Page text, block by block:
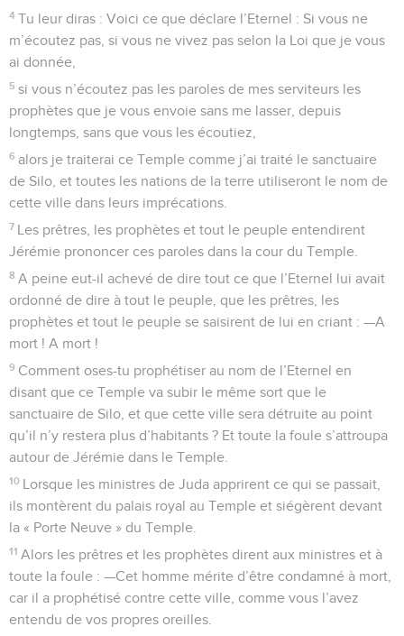
4 Tu leur diras : Voici ce que déclare l’Eternel : Si vous ne
m’écoutez pas, si vous ne vivez pas selon la Loi que je vous
ai donnée,
5 si vous n’écoutez pas les paroles de mes serviteurs les
prophètes que je vous envoie sans me lasser, depuis
longtemps, sans que vous les écoutiez,
6 alors je traiterai ce Temple comme j’ai traité le sanctuaire
de Silo, et toutes les nations de la terre utiliseront le nom de
cette ville dans leurs imprécations.
7 Les prêtres, les prophètes et tout le peuple entendirent
Jérémie prononcer ces paroles dans la cour du Temple.
8 A peine eut-il achevé de dire tout ce que l’Eternel lui avait
ordonné de dire à tout le peuple, que les prêtres, les
prophètes et tout le peuple se saisirent de lui en criant : —A
mort ! A mort !
9 Comment oses-tu prophétiser au nom de l’Eternel en
disant que ce Temple va subir le même sort que le
sanctuaire de Silo, et que cette ville sera détruite au point
qu’il n’y restera plus d’habitants ? Et toute la foule s’attroupa
autour de Jérémie dans le Temple.
10 Lorsque les ministres de Juda apprirent ce qui se passait,
ils montèrent du palais royal au Temple et siégèrent devant
la « Porte Neuve » du Temple.
11 Alors les prêtres et les prophètes dirent aux ministres et à
toute la foule : —Cet homme mérite d’être condamné à mort,
car il a prophétisé contre cette ville, comme vous l’avez
entendu de vos propres oreilles.